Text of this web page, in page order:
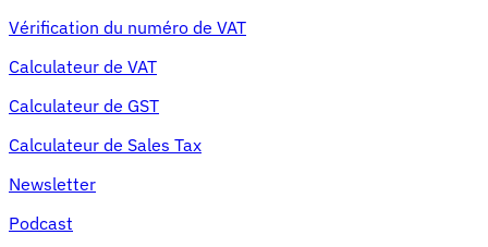
Vérification du numéro de VAT
Calculateur de VAT
Calculateur de GST
Calculateur de Sales Tax
Newsletter
Podcast